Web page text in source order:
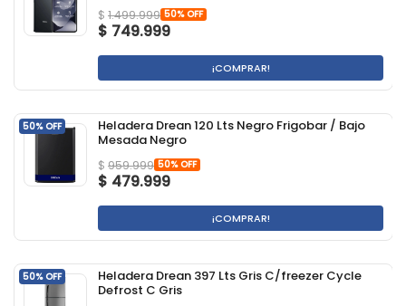
$ 1.499.999 50% OFF
$ 749.999
¡COMPRAR!
50% OFF
Heladera Drean 120 Lts Negro Frigobar / Bajo
Mesada Negro
$ 959.999 50% OFF
$ 479.999
¡COMPRAR!
50% OFF
Heladera Drean 397 Lts Gris C/freezer Cycle
Defrost C Gris